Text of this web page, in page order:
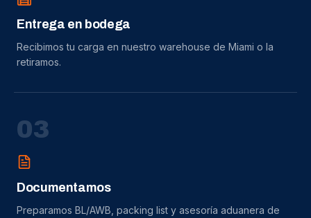
Entrega en bodega
Recibimos tu carga en nuestro warehouse de Miami o la
retiramos.
03
Documentamos
Preparamos BL/AWB, packing list y asesoría aduanera de